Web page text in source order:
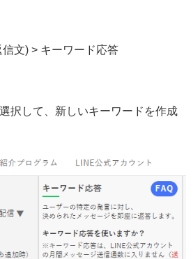
文) > キーワード応答
択して、新しいキーワードを作成